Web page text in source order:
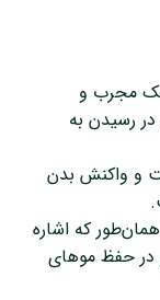
مجرب و
رسیدن به
و واکنش بدن
که اشاره
در حفظ موهای